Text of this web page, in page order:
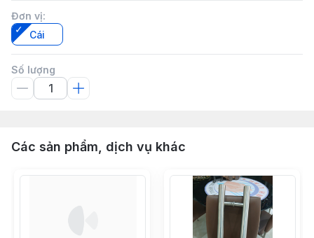
Đơn vị:
Cái
Số lượng
Các sản phẩm, dịch vụ khác